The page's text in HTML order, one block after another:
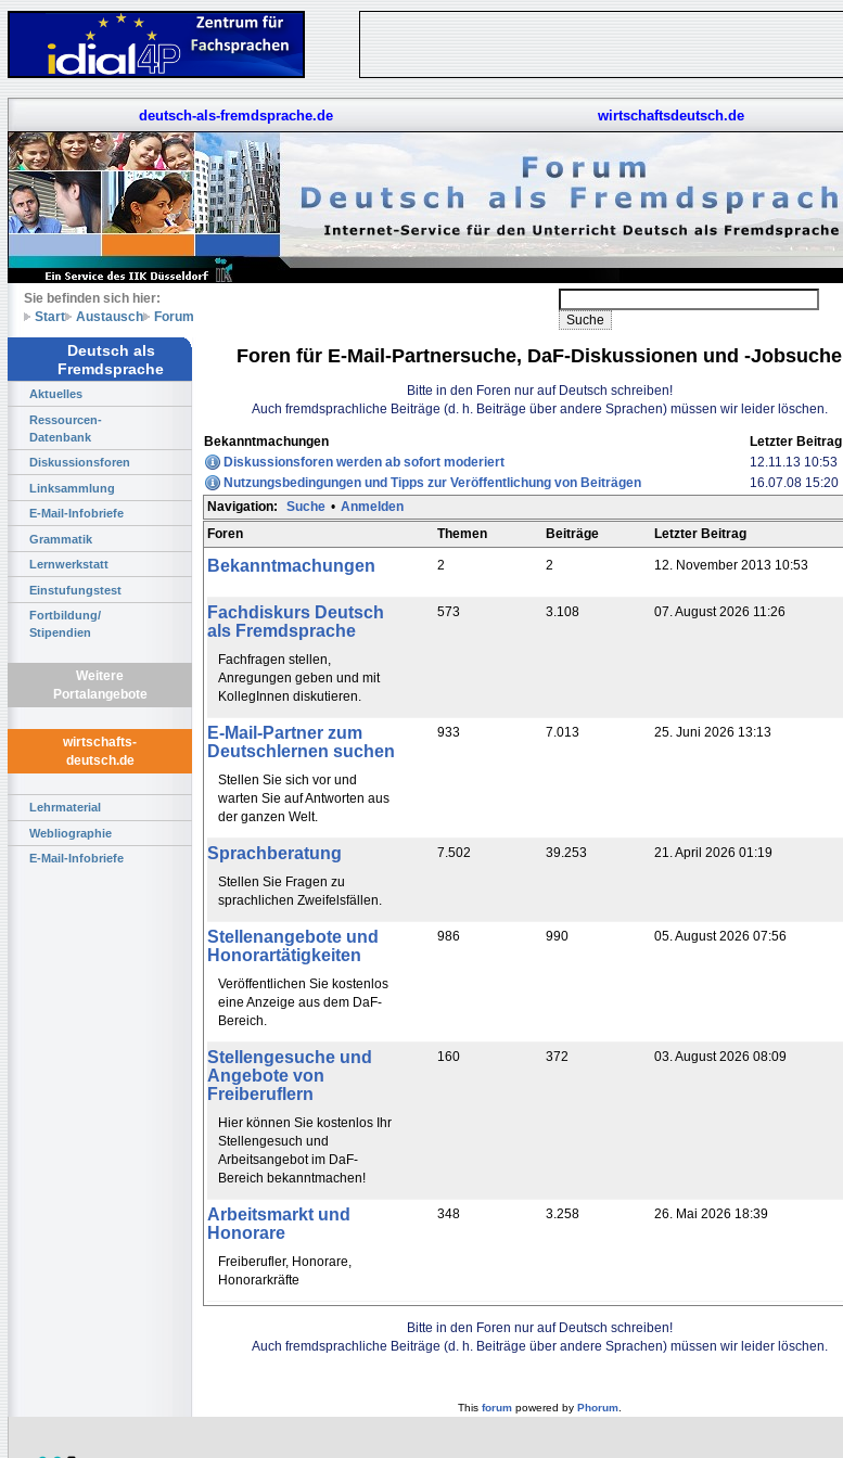
deutsch-als-fremdsprache.de wirtschaftsdeutsch.de
Sie befinden sich hier:
Start
Austausch Forum
Deutsch als
Fremdsprache
Aktuelles
Ressourcen-
Datenbank
Diskussionsforen
Linksammlung
E-Mail-Infobriefe
Grammatik
Lernwerkstatt
Einstufungstest
Fortbildung/
Stipendien
Weitere
Portalangebote
wirtschafts-
deutsch.de
Lehrmaterial
Webliographie
E-Mail-Infobriefe
Foren für E-Mail-Partnersuche, DaF-Diskussionen und -Jobsuche
Bitte in den Foren nur auf Deutsch schreiben!
Auch fremdsprachliche Beiträge (d. h. Beiträge über andere Sprachen) müssen wir leider löschen.
Bekanntmachungen
Letzter Beitrag
Diskussionsforen werden ab sofort moderiert
12.11.13 10:53
Nutzungsbedingungen und Tipps zur Veröffentlichung von Beiträgen
16.07.08 15:20
Navigation:
Suche • Anmelden
Letzter Beitrag
Beiträge
Themen
Foren
12. November 2013 10:53
2
2
Bekanntmachungen
07. August 2026 11:26
3.108
573
Fachdiskurs Deutsch
als Fremdsprache
Fachfragen stellen,
Anregungen geben und mit
KollegInnen diskutieren.
25. Juni 2026 13:13
7.013
933
E-Mail-Partner zum
Deutschlernen suchen
Stellen Sie sich vor und
warten Sie auf Antworten aus
der ganzen Welt.
21. April 2026 01:19
39.253
7.502
Sprachberatung
Stellen Sie Fragen zu
sprachlichen Zweifelsfällen.
05. August 2026 07:56
990
986
Stellenangebote und
Honorartätigkeiten
Veröffentlichen Sie kostenlos
eine Anzeige aus dem DaF-
Bereich.
03. August 2026 08:09
372
160
Stellengesuche und
Angebote von
Freiberuflern
Hier können Sie kostenlos Ihr
Stellengesuch und
Arbeitsangebot im DaF-
Bereich bekanntmachen!
26. Mai 2026 18:39
3.258
348
Arbeitsmarkt und
Honorare
Freiberufler, Honorare,
Honorarkräfte
Bitte in den Foren nur auf Deutsch schreiben!
Auch fremdsprachliche Beiträge (d. h. Beiträge über andere Sprachen) müssen wir leider löschen.
This forumpowered by Phorum.